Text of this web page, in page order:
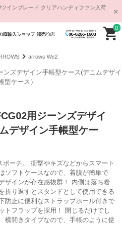
インブレード クリアハンディファン入荷
0
arrows We2
用ジーンズデザイ
デザイン手帳型ケー
ーチ。 衝撃やキズなどからスマート
ソフトケースなので、着脱が簡単で
ザインが存在感抜群！ 内側は落ち着
折り返すとスタンドとして使用できる
防止に便利なストラップホール付きで
トフラップを採用！ 閉じるだけでし
横開きタイプなので、手帳のように使